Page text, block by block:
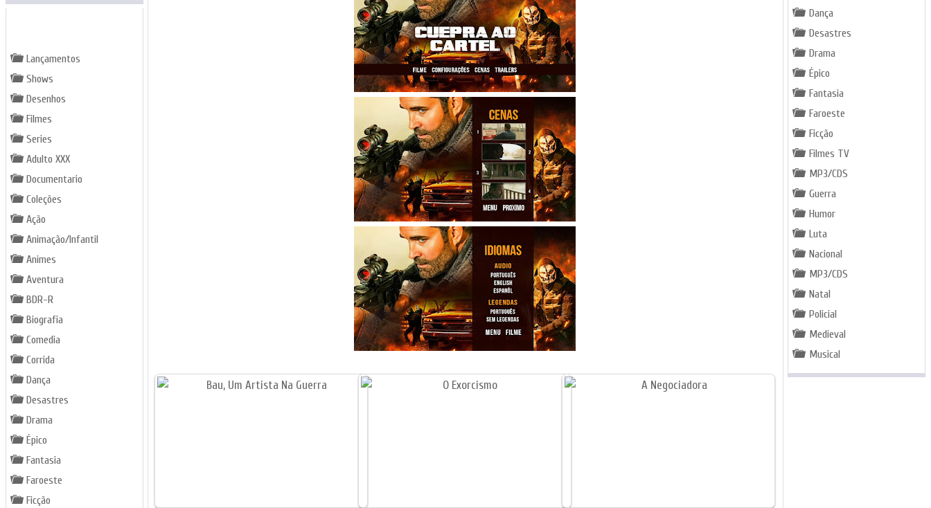
Lançamentos
Shows
Desenhos
Filmes
Series
Adulto XXX
Documentario
Coleções
Ação
Animação/Infantil
Animes
Aventura
BDR-R
Biografia
Comedia
Corrida
Dança
Desastres
Drama
Épico
Fantasia
Faroeste
Ficção
Dança
Desastres
Drama
Épico
Fantasia
Faroeste
Ficção
Filmes TV
MP3/CDS
Guerra
Humor
Luta
Nacional
MP3/CDS
Natal
Policial
Medieval
Musical